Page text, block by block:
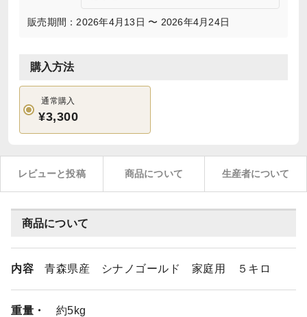
販売期間：2026年4月13日 〜 2026年4月24日
購入方法
通常購入
¥3,300
レビューと投稿 商品について 生産者について
商品について
内容 青森県産 シナノゴールド 家庭用 ５キロ
重量・
約5kg